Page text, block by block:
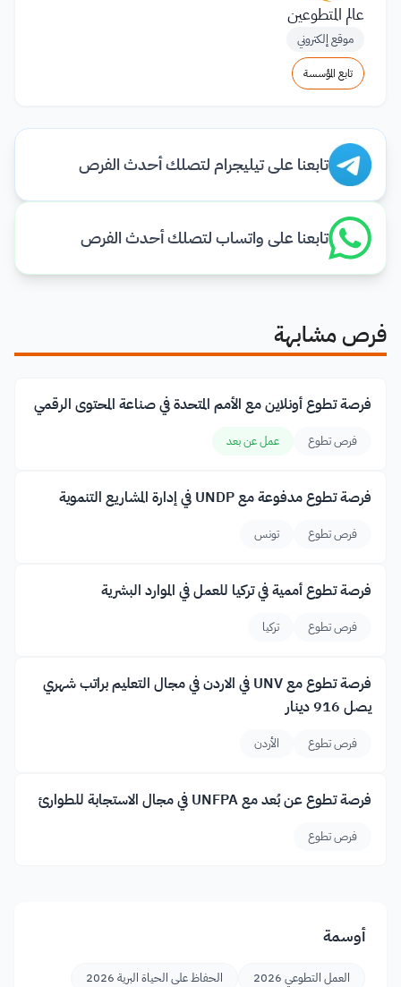
عالم المتطوعين
موقع إلكتروني
تابع المؤسسة
تابعنا على تيليجرام لتصلك أحدث الفرص
تابعنا على واتساب لتصلك أحدث الفرص
فرص مشابهة
فرصة تطوع أونلاين مع الأمم المتحدة في صناعة المحتوى الرقمي
فرص تطوع عمل عن بعد
فرصة تطوع مدفوعة مع UNDP في إدارة المشاريع التنموية
فرص تطوع تونس
فرصة تطوع أممية في تركيا للعمل في الموارد البشرية
فرص تطوع تركيا
فرصة تطوع مع UNV في الاردن في مجال التعليم براتب شهري
يصل 916 دينار
فرص تطوع الأردن
فرصة تطوع عن بُعد مع UNFPA في مجال الاستجابة للطوارئ
فرص تطوع
أوسمة
العمل التطوعي 2026
الحفاظ على الحياة البرية 2026